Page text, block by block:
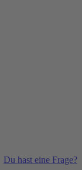
Du hast eine Frage?